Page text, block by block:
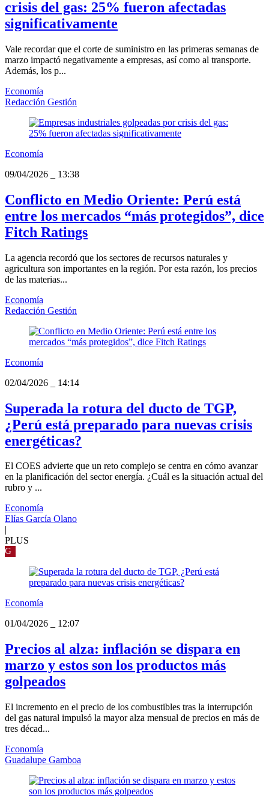
crisis del gas: 25% fueron afectadas
significativamente
Vale recordar que el corte de suministro en las primeras semanas de
marzo impactó negativamente a empresas, así como al transporte.
Además, los p...
Economía
Redacción Gestión
Economía
09/04/2026
13:38
Conflicto en Medio Oriente: Perú está
entre los mercados “más protegidos”, dice
Fitch Ratings
La agencia recordó que los sectores de recursos naturales y
agricultura son importantes en la región. Por esta razón, los precios
de las materias...
Economía
Redacción Gestión
Economía
02/04/2026
14:14
Superada la rotura del ducto de TGP,
¿Perú está preparado para nuevas crisis
energéticas?
El COES advierte que un reto complejo se centra en cómo avanzar
en la planificación del sector energía. ¿Cuál es la situación actual del
rubro y ...
Economía
Elías García Olano
PLUS
G
Economía
01/04/2026
12:07
Precios al alza: inflación se dispara en
marzo y estos son los productos más
golpeados
El incremento en el precio de los combustibles tras la interrupción
del gas natural impulsó la mayor alza mensual de precios en más de
tres décad...
Economía
Guadalupe Gamboa